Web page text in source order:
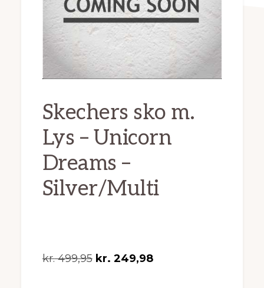
Skechers sko m.
Lys – Unicorn
Dreams –
Silver/Multi
kr.499,95 Den
kr. 249,98Den